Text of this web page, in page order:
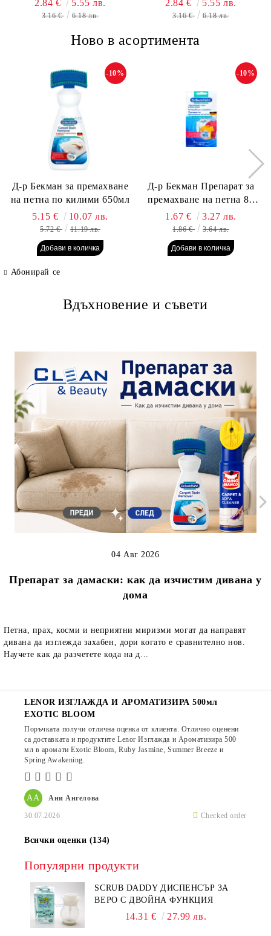
ДЕЗОДОРАНТ 50МЛ
2.84 € 5.55 лв.
3.16 € 6.18 лв.
ЛЕПИЛО 50МЛ
2.84 € 5.55 лв.
3.16 € 6.18 лв.
Ново в асортимента
Д-р Бекман за премахване
на петна по килими 650мл
-10%
5.15 € 10.07 лв.
5.72 € 11.19 лв.
Д-р Бекман Препарат за
премахване на петна 80
гр. Пауч
-10%
1.67 € 3.27 лв.
1.86 € 3.64 лв.
Абонирай се
Вдъхновение и съвети
Препарат за дамаски: как да изчистим дивана у
дома
04 Авг 2026
Петна, прах, косми и неприятни миризми могат да направят
дивана да изглежда захабен, дори когато е сравнително нов.
Научете как да разчетете кода на д...
АА Ани Ангелова
30.07.2026 Checked order
LENOR ИЗГЛАЖДА И АРОМАТИЗИРА 500мл
EXOTIC BLOOM
Поръчката получи отлична оценка от клиента. Отлично оценени
са доставката и продуктите Lenor Изглажда и Ароматизира 500
мл в аромати Exotic Bloom, Ruby Jasmine, Summer Breeze и
Spring Awakening.
Всички оценки (134)
Популярни продукти
SCRUB DADDY ДИСПЕНСЪР ЗА
ВЕРО С ДВОЙНА ФУНКЦИЯ
14.31 € 27.99 лв.